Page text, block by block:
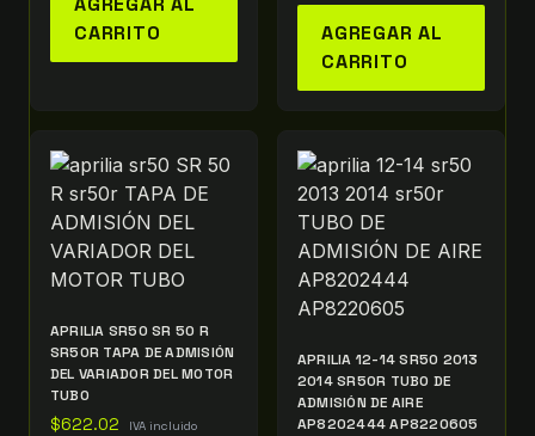
CARRITO
AGREGAR AL
CARRITO
APRILIA SR50 SR 50 R
SR50R TAPA DE ADMISIÓN
DEL VARIADOR DEL MOTOR
TUBO
$622.02 IVA incluido
APRILIA 12-14 SR50 2013
2014 SR50R TUBO DE
ADMISIÓN DE AIRE
AP8202444 AP8220605